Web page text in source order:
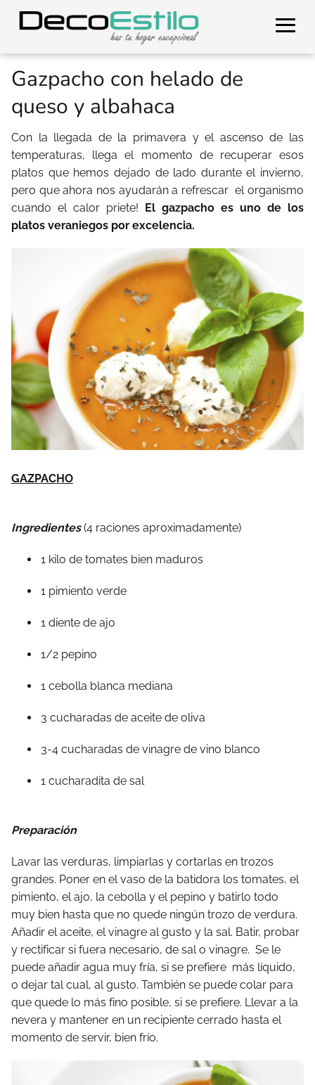
Gazpacho con helado de
queso y albahaca
Con la llegada de la primavera y el ascenso de las
temperaturas, llega el momento de recuperar esos
platos que hemos dejado de lado durante el invierno,
pero que ahora nos ayudarán a refrescar el organismo
cuando el calor priete! El gazpacho es uno de los
platos veraniegos por excelencia.
GAZPACHO
Ingredientes(4 raciones aproximadamente)
1 kilo de tomates bien maduros
1 pimiento verde
1 diente de ajo
1/2 pepino
1 cebolla blanca mediana
3 cucharadas de aceite de oliva
3-4 cucharadas de vinagre de vino blanco
1 cucharadita de sal
Preparación
Lavar las verduras, limpiarlas y cortarlas en trozos
grandes. Poner en el vaso de la batidora los tomates, el
pimiento, el ajo, la cebolla y el pepino y batirlo todo
muy bien hasta que no quede ningún trozo de verdura.
Añadir el aceite, el vinagre al gusto y la sal. Batir, probar
y rectificar si fuera necesario, de sal o vinagre. Se le
puede añadir agua muy fría, si se prefiere más líquido,
o dejar tal cual, al gusto. También se puede colar para
que quede lo más fino posible, si se prefiere. Llevar a la
nevera y mantener en un recipiente cerrado hasta el
momento de servir, bien frío.